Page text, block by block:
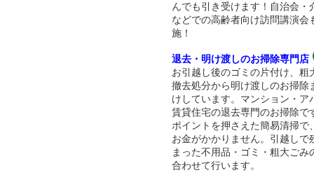
んでも引き受けます！自治会・
などでの高齢者向け訪問講演会
施！
退去・明け渡しのお掃除専門店
お引越し後のゴミの片付け、粗
撤去処分から明け渡しのお掃除
けしています。マンション・ア
賃貸住宅の退去専門のお掃除で
ポイントを押さえた簡易清掃で
お金がかかりません。引越しで
まった不用品・ゴミ・粗大ごみ
合わせて行います。